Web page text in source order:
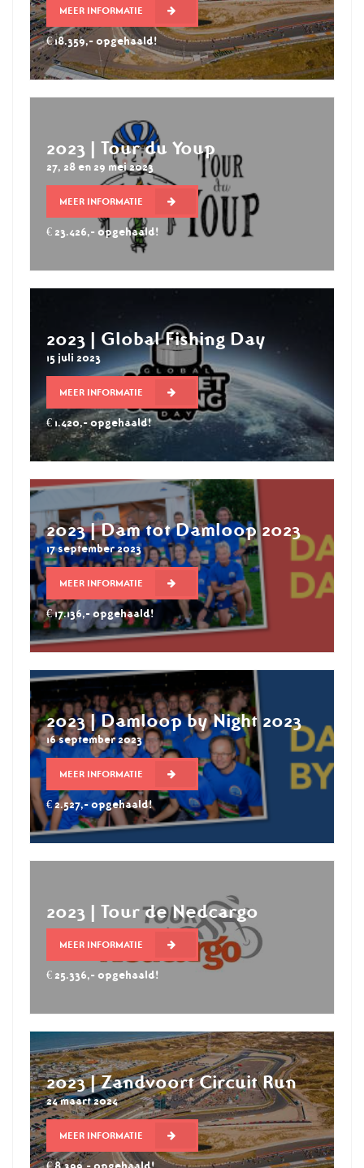
MEER INFORMATIE
€ 18.359,- opgehaald!
2023 | Tour du Youp
27, 28 en 29 mei 2023
MEER INFORMATIE
€ 23.426,- opgehaald!
2023 | Global Fishing Day
15 juli 2023
MEER INFORMATIE
€ 1.420,- opgehaald!
2023 | Dam tot Damloop 2023
17 september 2023
MEER INFORMATIE
€ 17.136,- opgehaald!
2023 | Damloop by Night 2023
16 september 2023
MEER INFORMATIE
€ 2.527,- opgehaald!
2023 | Tour de Nedcargo
MEER INFORMATIE
€ 25.336,- opgehaald!
2023 | Zandvoort Circuit Run
24 maart 2024
MEER INFORMATIE